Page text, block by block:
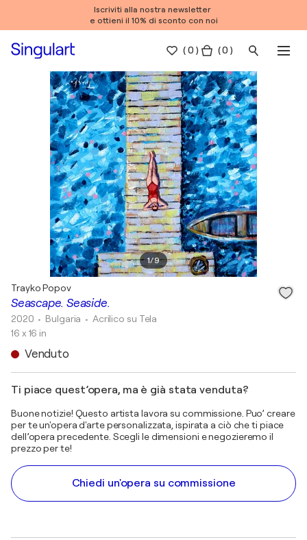
Iscriviti alla nostra newsletter
e ottieni il 10% di sconto con noi
(0 ) ( 0 )
1/9
Seascape. Seaside.
Trayko Popov
2020 • Bulgaria • Acrilico su Tela
16 x 16 in
Venduto
Ti piace quest’opera, ma è già stata venduta?
Buone notizie! Questo artista lavora su commissione. Puo’ creare
per te un'opera d'arte personalizzata, ispirata a ciò che ti piace
dell’opera precedente. Scegli le dimensioni e negozieremo il
prezzo per te!
Chiedi un'opera su commissione